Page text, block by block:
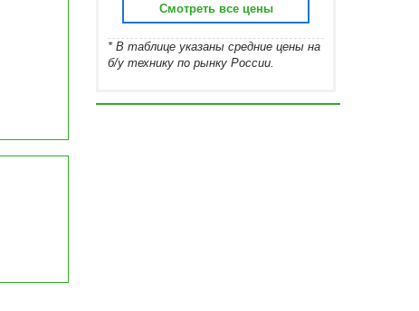
Смотреть все цены
* В таблице указаны средние цены на
б/у технику по рынку России.